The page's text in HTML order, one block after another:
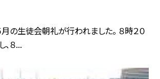
月の生徒会朝礼が行われました。 ８時２０
８...